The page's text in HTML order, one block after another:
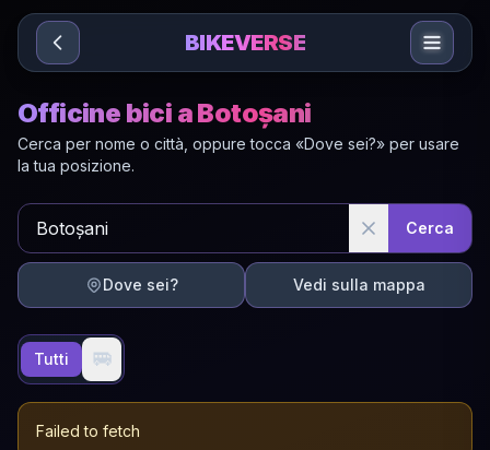
Sari la conținut
BIKEVERSE
Officine bici a Botoșani
Cerca per nome o città, oppure tocca «Dove sei?» per usare
la tua posizione.
Cerca
Dove sei? Vedi sulla mappa
Tutti 🚐
Failed to fetch